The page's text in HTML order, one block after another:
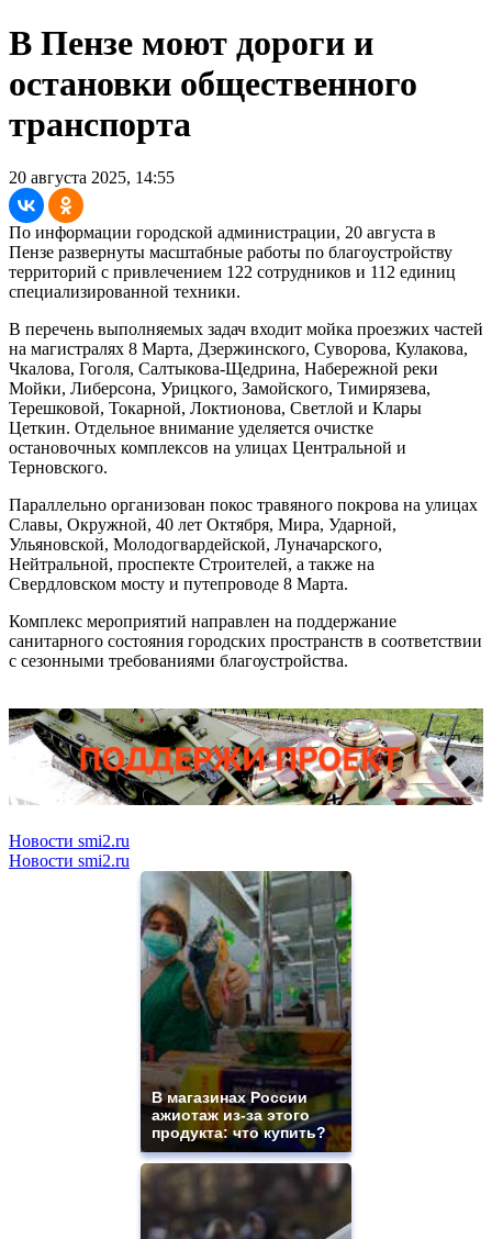
В Пензе моют дороги и
остановки общественного
транспорта
20 августа 2025, 14:55
По информации городской администрации, 20 августа в
Пензе развернуты масштабные работы по благоустройству
территорий с привлечением 122 сотрудников и 112 единиц
специализированной техники.
В перечень выполняемых задач входит мойка проезжих частей
на магистралях 8 Марта, Дзержинского, Суворова, Кулакова,
Чкалова, Гоголя, Салтыкова-Щедрина, Набережной реки
Мойки, Либерсона, Урицкого, Замойского, Тимирязева,
Терешковой, Токарной, Локтионова, Светлой и Клары
Цеткин. Отдельное внимание уделяется очистке
остановочных комплексов на улицах Центральной и
Терновского.
Параллельно организован покос травяного покрова на улицах
Славы, Окружной, 40 лет Октября, Мира, Ударной,
Ульяновской, Молодогвардейской, Луначарского,
Нейтральной, проспекте Строителей, а также на
Свердловском мосту и путепроводе 8 Марта.
Комплекс мероприятий направлен на поддержание
санитарного состояния городских пространств в соответствии
с сезонными требованиями благоустройства.
Новости smi2.ru
Новости smi2.ru
В магазинах России
ажиотаж из-за этого
продукта: что купить?